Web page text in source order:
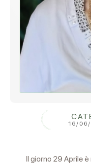
16/06/
Il giorno 29 Aprile